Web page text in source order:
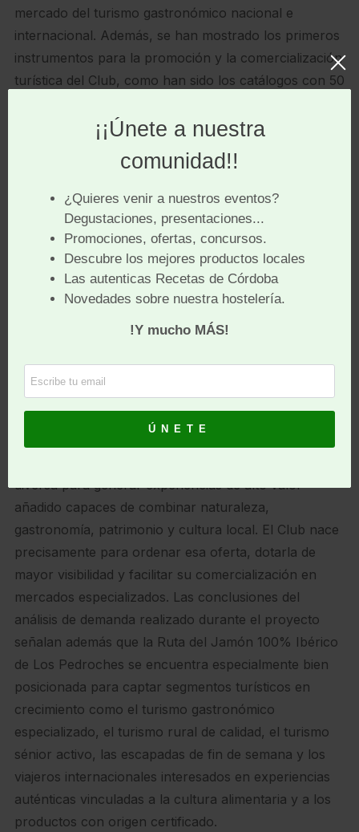
mercado del turismo gastronómico nacional e
internacional. Además, se han mostrado los primeros
instrumentos para la promoción y la comercialización
turística del Club, como han sido los catálogos con 50
catálogo de la Red de Puntos de Venta a nivel
excelente calidad junto varios reels para las redes
La comarca concentra una de las mayores
superficies continuas de dehesa de Europa, cuenta
con una Reserva de la Biosfera reconocida por la
UNESCO y dispone de una Denominación de Origen
Protegida que constituye uno de los principales
realizado también concluye que el principal reto ya
no reside en la disponibilidad de recursos, sino en su
diversa para generar experiencias de alto valor
añadido capaces de combinar naturaleza,
gastronomía, patrimonio y cultura local. El Club nace
precisamente para ordenar esa oferta, dotarla de
mayor visibilidad y facilitar su comercialización en
mercados especializados. Las conclusiones del
análisis de demanda realizado durante el proyecto
señalan además que la Ruta del Jamón 100% Ibérico
de Los Pedroches se encuentra especialmente bien
posicionada para captar segmentos turísticos en
crecimiento como el turismo gastronómico
especializado, el turismo rural de calidad, el turismo
sénior activo, las escapadas de fin de semana y los
viajeros internacionales interesados en experiencias
auténticas vinculadas a la cultura alimentaria y a los
productos con origen certificado.